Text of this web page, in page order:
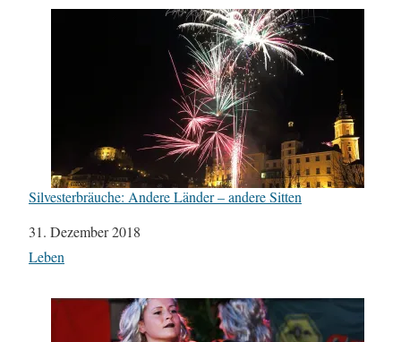
Silvesterbräuche: Andere Länder – andere Sitten
Datum
31. Dezember 2018
In Bezug auf
Leben